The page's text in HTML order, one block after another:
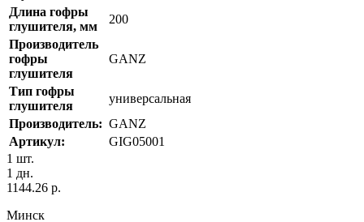
Длина гофры
глушителя, мм
200
Производитель
гофры
глушителя
GANZ
Тип гофры
глушителя
универсальная
Производитель: GANZ
Артикул:
GIG05001
1 шт.
1 дн.
1144.26 р.
Минск